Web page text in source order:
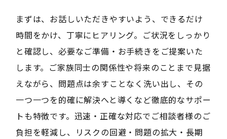
まずは、お話しいただきやすいよう、できるだけ
時間をかけ、丁寧にヒアリング。ご状況をしっかり
と確認し、必要なご準備・お手続きをご提案いた
します。ご家族同士の関係性や将来のことまで見据
えながら、問題点は余すことなく洗い出し、その
一つ一つを的確に解決へと導くなど徹底的なサポー
トも特徴です。迅速・正確な対応でご相談者様のご
負担を軽減し、リスクの回避・問題の拡大・長期